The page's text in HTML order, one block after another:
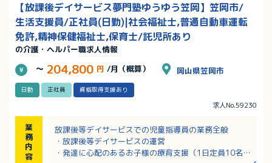
【放課後デイサービス夢門塾ゆうゆう笠岡】笠岡市/
生活支援員/正社員(日勤)|社会福祉士,普通自動車運転
免許,精神保健福祉士,保育士/託児所あり
の介護・ヘルパー職求人情報
～ 204,800 円 /月（概算） 岡山県笠岡市
日勤 正社員 資格取得支援あり
求人No.59230
業
務
内
容
放課後等デイサービスでの児童指導員の業務全般
・放課後等デイサービスの運営
・発達に心配のあるお子様の療育支援（1日定員10名ま